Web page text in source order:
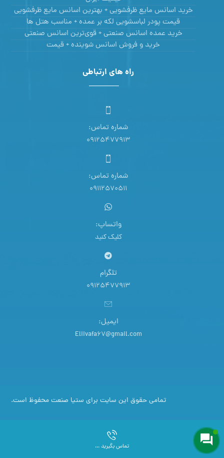
خرید اسانس مایع ظرفشویی + بهترین اسانس مایع ظرفشویی
قیمت پودر لباسشویی لکه بر عمده + مناسب هتل ها
خرید عمده اسانس صنعتی + قوی‌ترین اسانس‌ صنعتی
خرید و فروش اسانس شوینده + قیمت
راه های ارتباطی
شماره تماس:
09125477913
شماره تماس:
09112570511
واتساپ:
کلیک کنید
تلگرام
09125477913
ایمیل:
Eliivafa67@gmail.com
تمامی حقوق این سایت برای ستیا صنعت محفوظ است.
تماس بگیرید ...